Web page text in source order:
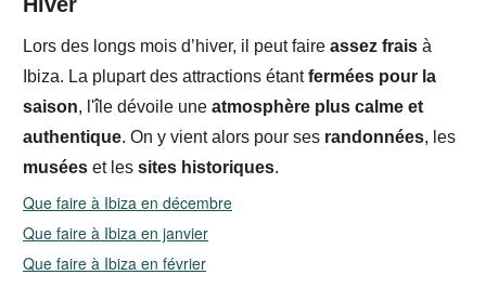
Lors des longs mois d’hiver, il peut faire assez frais à
Ibiza. La plupart des attractions étantfermées pour la
saison, l'île dévoile une atmosphère plus calme et
authentique. On y vient alors pour ses randonnées, les
musées et les sites historiques.
Que faire à Ibiza en décembre
Que faire à Ibiza en janvier
Que faire à Ibiza en février